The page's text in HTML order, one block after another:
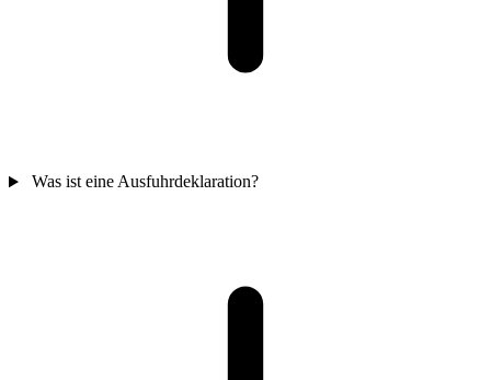
Was ist eine Ausfuhrdeklaration?